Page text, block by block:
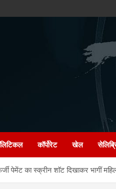
कॉर्पोरेट खेल
पेमेंट का स्क्रीन शॉट दिखाकर भागीं